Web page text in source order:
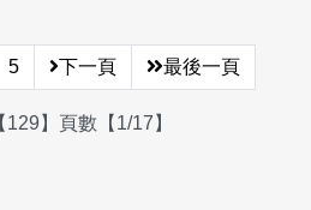
5 下一頁 最後一頁
】頁數【1/17】